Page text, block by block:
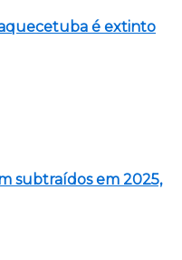
é extinto
subtraídos em 2025,